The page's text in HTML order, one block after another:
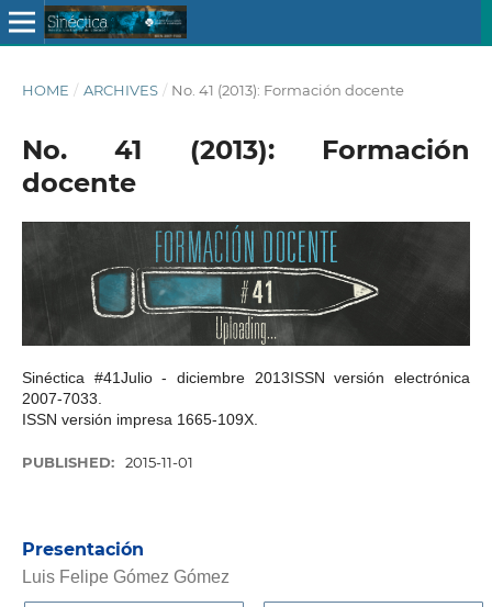
HOME / ARCHIVES / No. 41 (2013): Formación docente
No. 41 (2013): Formación
docente
Sinéctica #41Julio - diciembre 2013ISSN versión electrónica
2007-7033.
ISSN versión impresa 1665-109X.
PUBLISHED: 2015-11-01
Presentación
Luis Felipe Gómez Gómez